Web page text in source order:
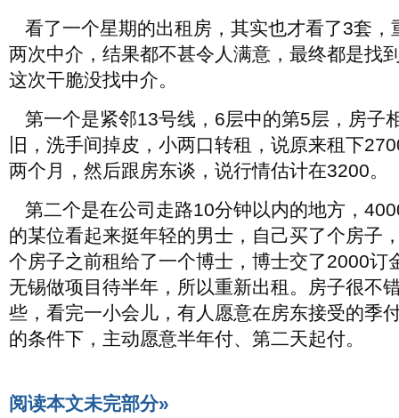
看了一个星期的出租房，其实也才看了3套，
两次中介，结果都不甚令人满意，最终都是找
这次干脆没找中介。
第一个是紧邻13号线，6层中的第5层，房子
旧，洗手间掉皮，小两口转租，说原来租下
两个月，然后跟房东谈，说行情估计在3200。
第二个是在公司走路10分钟以内的地方，
的某位看起来挺年轻的男士，自己买了个房子
个房子之前租给了一个博士，博士交了2000订
无锡做项目待半年，所以重新出租。房子很不
些，看完一小会儿，有人愿意在房东接受的季
的条件下，主动愿意半年付、第二天起付。
阅读本文未完部分»